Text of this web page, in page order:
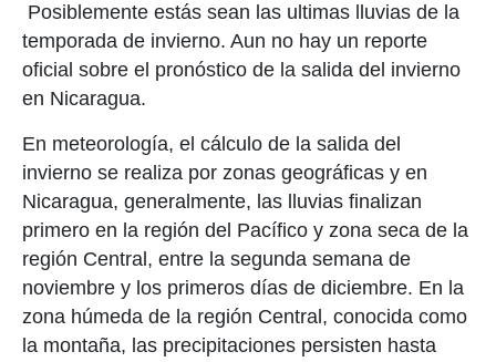
Posiblemente estás sean las ultimas lluvias de la
temporada de invierno. Aun no hay un reporte
oficial sobre el pronóstico de la salida del invierno
en Nicaragua.
En meteorología, el cálculo de la salida del
invierno se realiza por zonas geográficas y en
Nicaragua, generalmente, las lluvias finalizan
primero en la región del Pacífico y zona seca de la
región Central, entre la segunda semana de
noviembre y los primeros días de diciembre. En la
zona húmeda de la región Central, conocida como
la montaña, las precipitaciones persisten hasta